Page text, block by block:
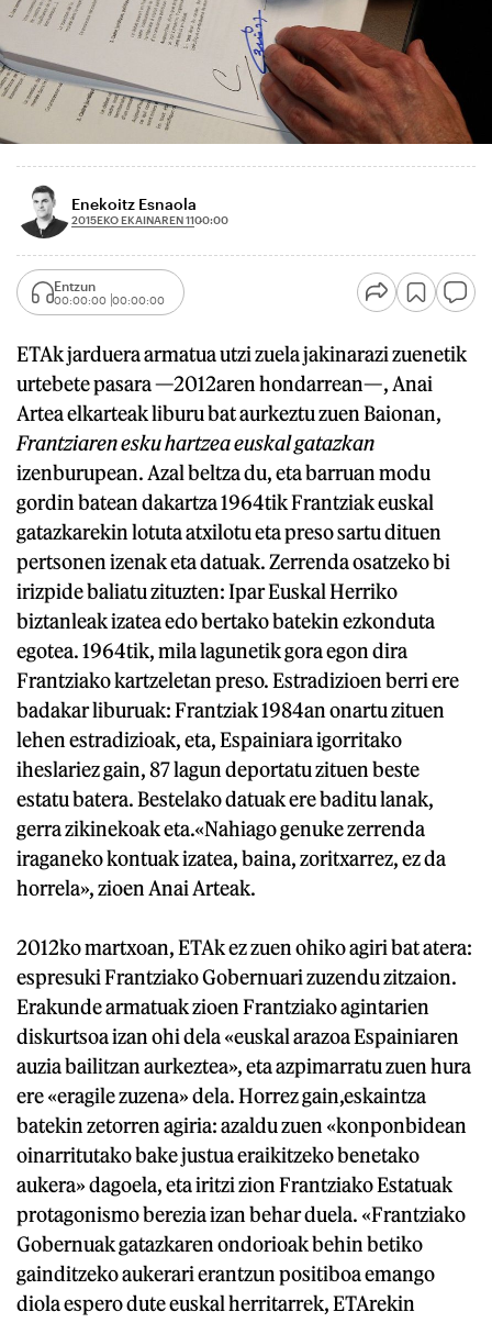
Enekoitz Esnaola
2015EKO EKAINAREN 1100:00
Entzun
00:00:00 00:00:00
ETAk jarduera armatua utzi zuela jakinarazi zuenetik
urtebete pasara —2012aren hondarrean—, Anai
Artea elkarteak liburu bat aurkeztu zuen Baionan,
Frantziaren esku hartzea euskal gatazkan
izenburupean. Azal beltza du, eta barruan modu
gordin batean dakartza 1964tik Frantziak euskal
gatazkarekin lotuta atxilotu eta preso sartu dituen
pertsonen izenak eta datuak. Zerrenda osatzeko bi
irizpide baliatu zituzten: Ipar Euskal Herriko
biztanleak izatea edo bertako batekin ezkonduta
egotea. 1964tik, mila lagunetik gora egon dira
Frantziako kartzeletan preso. Estradizioen berri ere
badakar liburuak: Frantziak 1984an onartu zituen
lehen estradizioak, eta, Espainiara igorritako
iheslariez gain, 87 lagun deportatu zituen beste
estatu batera. Bestelako datuak ere baditu lanak,
gerra zikinekoak eta.«Nahiago genuke zerrenda
iraganeko kontuak izatea, baina, zoritxarrez, ez da
horrela», zioen Anai Arteak.
2012ko martxoan, ETAk ez zuen ohiko agiri bat atera:
espresuki Frantziako Gobernuari zuzendu zitzaion.
Erakunde armatuak zioen Frantziako agintarien
diskurtsoa izan ohi dela «euskal arazoa Espainiaren
auzia bailitzan aurkeztea», eta azpimarratu zuen hura
ere «eragile zuzena» dela. Horrez gain,eskaintza
batekin zetorren agiria: azaldu zuen «konponbidean
oinarritutako bake justua eraikitzeko benetako
aukera» dagoela, eta iritzi zion Frantziako Estatuak
protagonismo berezia izan behar duela. «Frantziako
Gobernuak gatazkaren ondorioak behin betiko
gainditzeko aukerari erantzun positiboa emango
diola espero dute euskal herritarrek, ETArekin